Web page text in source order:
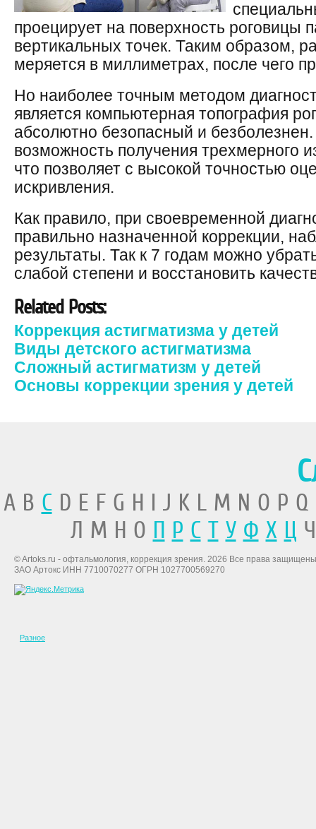
проецирует на поверхность роговицы
вертикальных точек. Таким образом,
меряется в миллиметрах, после чего
Но наиболее точным методом
является компьютерная топография
абсолютно безопасный и
возможность получения трехмерного
что позволяет с высокой точностью
искривления.
Как правило, при своевременной
правильно назначенной коррекции,
результаты. Так к 7 годам можно
слабой степени и восстановить
Related Posts:
Коррекция астигматизма у детей
Виды детского астигматизма
Сложный астигматизм у детей
Основы коррекции зрения у детей
A B CD E F G H I J K L M N O P
Л М Н О П Р С Т У Ф Х Ц
© Artoks.ru - офтальмология, коррекция зрения. 2026 Все права
ЗАО Артокс ИНН 7710070277 ОГРН 1027700569270
Разное